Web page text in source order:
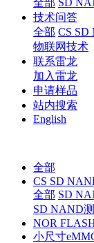
全部 SD
技术问答
全部 CS SD
物联网技术
联系雷龙
加入雷龙
申请样品
站内搜索
English
全部
CS SD
全部 SD
SD NAND
NOR
小尺寸